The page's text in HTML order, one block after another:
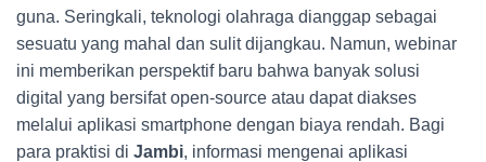
guna. Seringkali, teknologi olahraga dianggap sebagai
sesuatu yang mahal dan sulit dijangkau. Namun, webinar
ini memberikan perspektif baru bahwa banyak solusi
digital yang bersifat open-source atau dapat diakses
melalui aplikasi smartphone dengan biaya rendah. Bagi
para praktisi di Jambi, informasi mengenai aplikasi